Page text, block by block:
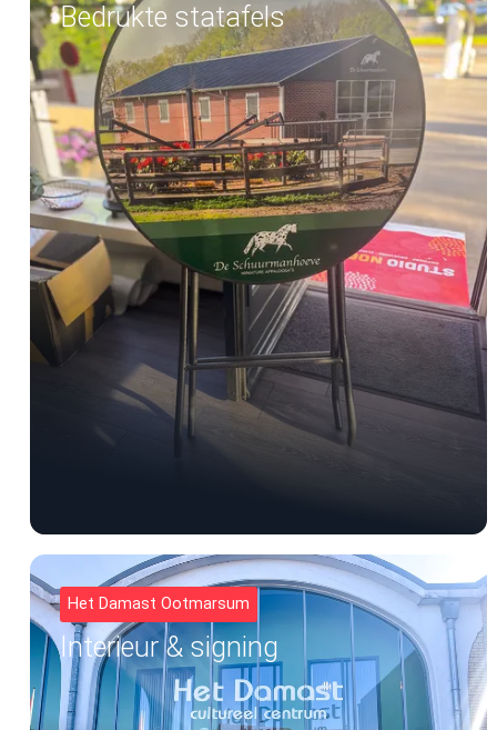
Bedrukte statafels
Het Damast Ootmarsum
Interieur & signing